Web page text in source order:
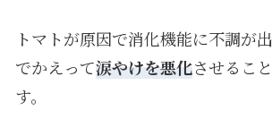
トマトが原因で消化機能に不調が
でかえって涙やけを悪化させるこ
す。